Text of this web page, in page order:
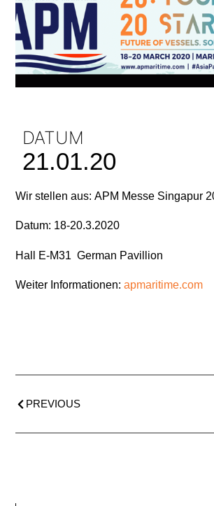
DATUM
21.01.20
Wir stellen aus:APM Messe Singapur
Datum: 18-20.3.2020
Hall E-M31 German Pavillion
Weiter Informationen:apmaritime.com
PREVIOUS